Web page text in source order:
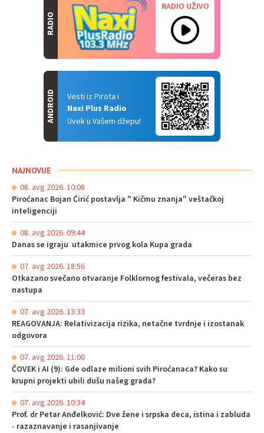
RADIO
RADIO UŽIVO
Vesti iz Pirota i
Naxi Plus Radio
Uvek u Vašem džepu!
ANDROID
NAJNOVIJE
08. avg 2026. 10:08
Piroćanac Bojan Ćirić postavlja " Kičmu znanja" veštačkoj
inteligenciji
08. avg 2026. 09:44
Danas se igraju utakmice prvog kola Kupa grada
07. avg 2026. 18:56
Otkazano svečano otvaranje Folklornog festivala, večeras bez
nastupa
07. avg 2026. 13:33
REAGOVANJA: Relativizacija rizika, netačne tvrdnje i izostanak
odgovora
07. avg 2026. 11:00
ČOVEK i AI (9): Gde odlaze milioni svih Piroćanaca? Kako su
krupni projekti ubili dušu našeg grada?
07. avg 2026. 10:34
Prof. dr Petar Anđelković: Dve žene i srpska deca, istina i zabluda
- razaznavanje i rasanjivanje